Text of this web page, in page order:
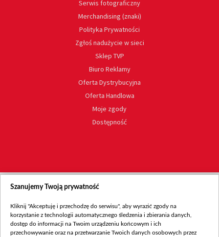
Serwis fotograficzny
Merchandising (znaki)
Polityka Prywatności
Zgłoś nadużycie w sieci
Sklep TVP
Biuro Reklamy
Oferta Dystrybucyjna
Oferta Handlowa
Moje zgody
Dostępność
Szanujemy Twoją prywatność
Kliknij "Akceptuję i przechodzę do serwisu", aby wyrazić zgody na
korzystanie z technologii automatycznego śledzenia i zbierania danych,
dostęp do informacji na Twoim urządzeniu końcowym i ich
przechowywanie oraz na przetwarzanie Twoich danych osobowych przez